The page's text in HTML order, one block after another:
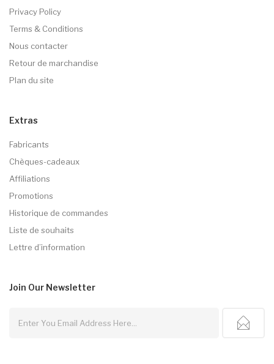
Privacy Policy
Terms & Conditions
Nous contacter
Retour de marchandise
Plan du site
Extras
Fabricants
Chèques-cadeaux
Affiliations
Promotions
Historique de commandes
Liste de souhaits
Lettre d’information
Join Our Newsletter